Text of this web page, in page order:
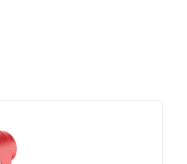
Zobrazit